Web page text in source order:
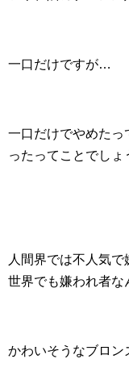
一口だけですが…
一口だけでやめたっ
ったってことでしょ
人間界では不人気
世界でも嫌われ者な
かわいそうなブロ